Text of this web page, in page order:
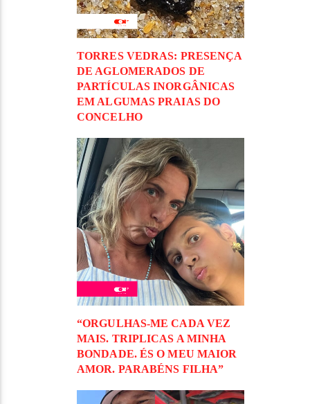
TORRES VEDRAS: PRESENÇA
DE AGLOMERADOS DE
PARTÍCULAS INORGÂNICAS
EM ALGUMAS PRAIAS DO
CONCELHO
“ORGULHAS-ME CADA VEZ
MAIS. TRIPLICAS A MINHA
BONDADE. ÉS O MEU MAIOR
AMOR. PARABÉNS FILHA”